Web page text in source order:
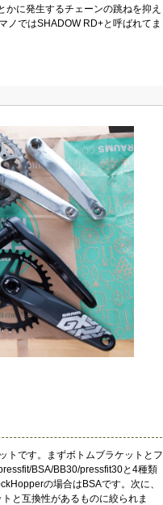
かに発生するチェーンの跳ねを抑え
ノではSHADOW RD+と呼ばれてま
トです。まずボトムブラケットとフ
BSA/BB30/pressfit30と4種類
の場合はBSAです。次に、
と互換性があるものに絞られま